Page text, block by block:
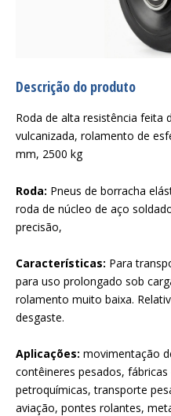
Descrição do produto
Roda de alta resistência feita
vulcanizada, rolamento de
mm, 2500 kg
Roda: Pneus de borracha
roda de núcleo de aço
precisão,
Características: Para
para uso prolongado sob
rolamento muito baixa.
desgaste.
Aplicações: movimentação
contêineres pesados,
petroquímicas, transporte
aviação, pontes rolantes,